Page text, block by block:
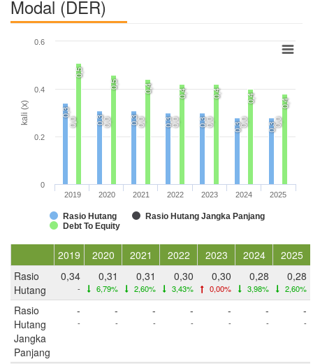
Modal (DER)
kali (x) 0,3
0,3 0,3 0,3 0,3 0,3 0,3
0,0 0,0 0,0 0,0 0,0 0,0 0,0
0,5
0,5
0,4 0,4 0,4 0,4 0,4
Rasio Hutang
Rasio Hutang Jangka Panjang
Debt To Equity
2019 2020 2021 2022 2023 2024 2025
0
0.2
0.4
0.6
2019 2020 2021 2022 2023 2024
2025
Rasio
Hutang
0,34
-
0,31
6,79%
0,31
2,60%
0,30
3,43%
0,30
0,00%
0,28
3,98%
0,28
2,60%
Rasio
Hutang
Jangka
Panjang
-
-
-
-
-
-
-
-
-
-
-
-
-
-